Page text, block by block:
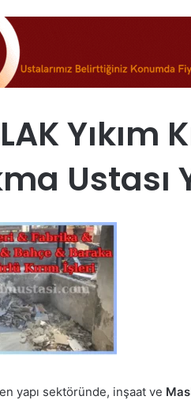
Yıkım
Ustası
yapı sektöründe, inşaat ve